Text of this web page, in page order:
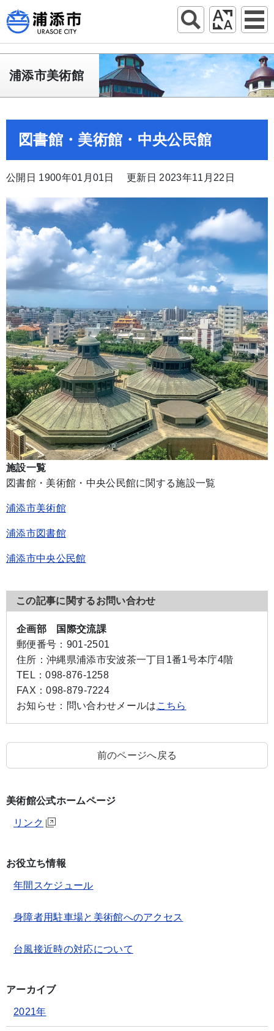
浦添市美術館
図書館・美術館・中央公民館
公開日 1900年01月01日 更新日 2023年11月22日
施設一覧
図書館・美術館・中央公民館に関する施設一覧
浦添市美術館
浦添市図書館
浦添市中央公民館
この記事に関するお問い合わせ
企画部 国際交流課
郵便番号： 901-2501
住所： 沖縄県浦添市安波茶一丁目1番1号本庁4階
TEL：098-876-1258
FAX：098-879-7224
お知らせ： 問い合わせメールは こちら
前のページへ戻る
美術館公式ホームページ
リンク
お役立ち情報
年間スケジュール
身障者用駐車場と美術館へのアクセス
台風接近時の対応について
アーカイブ
2021年